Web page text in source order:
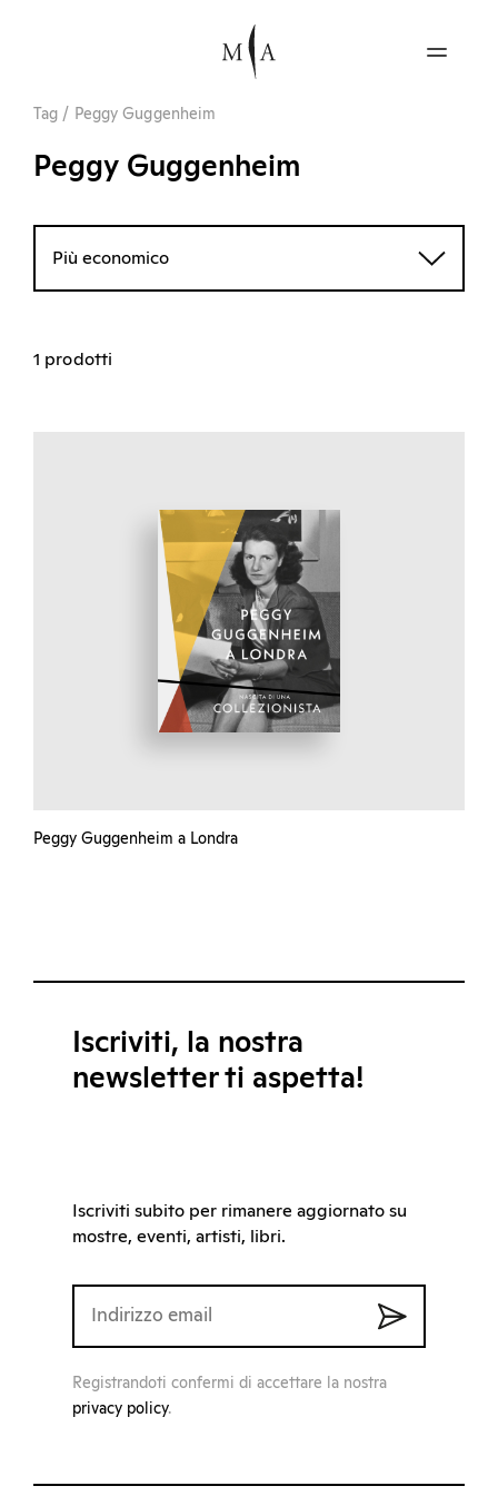
Tag / Peggy Guggenheim
Peggy Guggenheim
Più economico
1 prodotti
Peggy Guggenheim a Londra
Iscriviti, la nostra
newsletter ti aspetta!
Iscriviti subito per rimanere aggiornato su
mostre, eventi, artisti, libri.
Registrandoti confermi di accettare la nostra
privacy policy.